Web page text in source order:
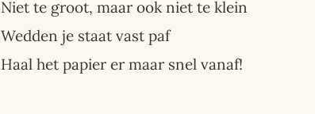
Niet te groot, maar ook niet te klein
Wedden je staat vast paf
Haal het papier er maar snel vanaf!